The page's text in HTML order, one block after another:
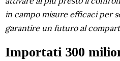
in campo misure efficaci per
garantire un futuro al
Importati 300